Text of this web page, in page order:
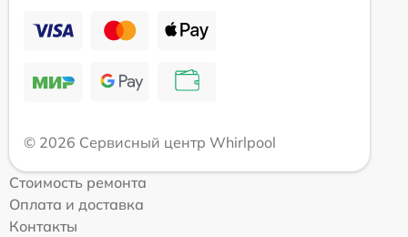
© 2026 Сервисный центр Whirlpool
Стоимость ремонта
Оплата и доставка
Контакты